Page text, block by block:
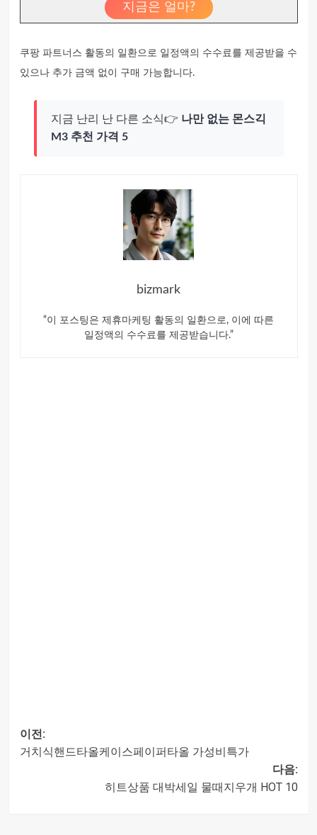
지금은 얼마?
쿠팡 파트너스 활동의 일환으로 일정액의 수수료를 제공받을 수
있으나 추가 금액 없이 구매 가능합니다.
지금 난리 난 다른 소식👉 나만 없는 몬스긱
M3 추천 가격 5
bizmark
“이 포스팅은 제휴마케팅 활동의 일환으로, 이에 따른
일정액의 수수료를 제공받습니다.”
내비게이션
이전:
거치식핸드타올케이스페이퍼타올 가성비특가
다음:
히트상품 대박세일 물때지우개 HOT 10